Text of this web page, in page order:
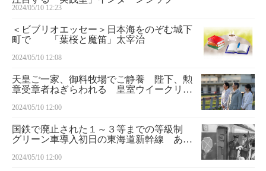
2024/05/10 12:23
＜ビブリオエッセー＞日本海をのぞむ城下
町で 「葉桜と魔笛」太宰治
2024/05/10 12:08
天皇ご一家、御料牧場でご静養 陛下、勲
章受章者ねぎらわれる 皇室ウイークリー
2024/05/10 12:00
国鉄で廃止された１～３等までの等級制
グリーン車導入初日の東海道新幹線 あの
2024/05/10 12:00